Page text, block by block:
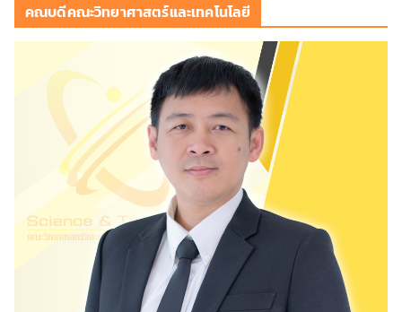
คณบดีคณะวิทยาศาสตร์และเทคโนโลยี